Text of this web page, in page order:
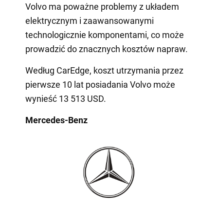
Volvo ma poważne problemy z układem
elektrycznym i zaawansowanymi
technologicznie komponentami, co może
prowadzić do znacznych kosztów napraw.
Według CarEdge, koszt utrzymania przez
pierwsze 10 lat posiadania Volvo może
wynieść 13 513 USD.
Mercedes-Benz